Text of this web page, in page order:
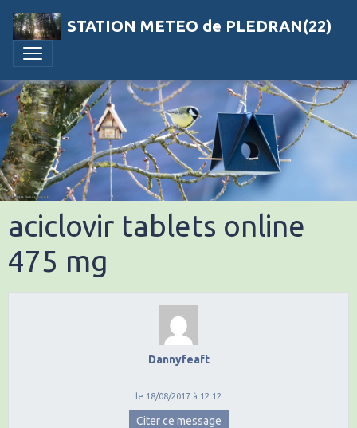
STATION METEO de PLEDRAN(22)
aciclovir tablets online
475 mg
Dannyfeaft
le 18/08/2017 à 12:12
Citer ce message